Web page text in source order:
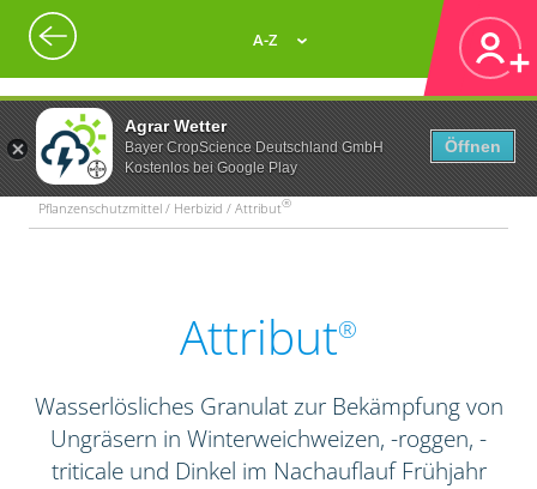
Agrar Wetter
Bayer CropScience Deutschland GmbH
Kostenlos bei Google Play
Öffnen
A-Z
Pflanzenschutzmittel / Herbizid / Attribut®
Attribut®
Wasserlösliches Granulat zur Bekämpfung von
Ungräsern in Winterweichweizen, -roggen, -
triticale und Dinkel im Nachauflauf Frühjahr